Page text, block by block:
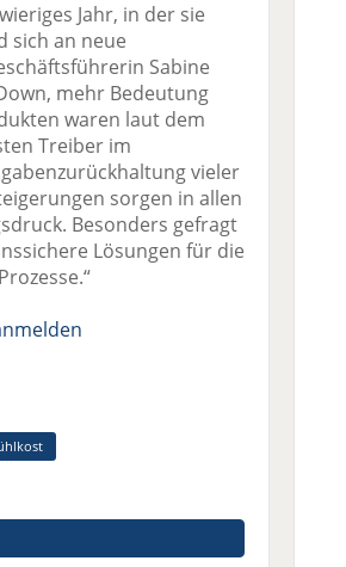
Jahr, in der sie
sich an neue
Sabine
mehr Bedeutung
waren laut dem
Treiber im
vieler
sorgen in allen
Besonders gefragt
Lösungen für die